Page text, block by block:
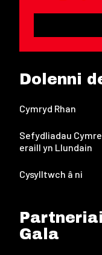
Dolenni
Cymryd Rhan
Sefydliadau
eraill yn Llundain
Cysylltwch â ni
Gala